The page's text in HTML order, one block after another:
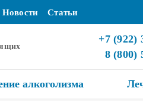
Новости Статьи
+7 (922)
8 (800)
алкоголизма